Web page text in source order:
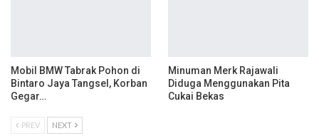
Mobil BMW Tabrak Pohon di
Bintaro Jaya Tangsel, Korban
Gegar…
Minuman Merk Rajawali
Diduga Menggunakan Pita
Cukai Bekas
PREV NEXT